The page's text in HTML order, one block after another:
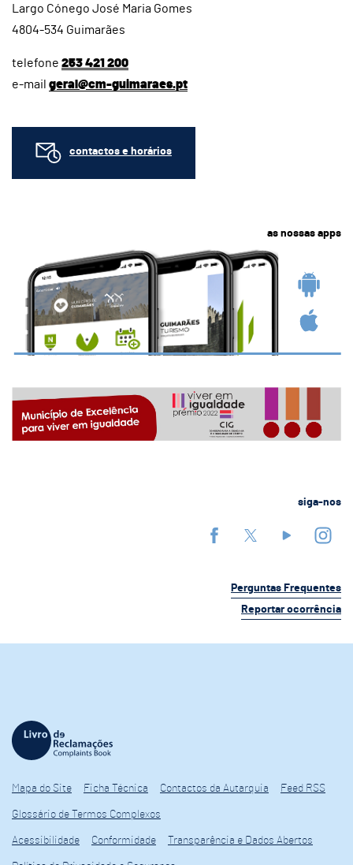
Largo Cónego José Maria Gomes
4804-534 Guimarães
telefone 253 421 200
e-mail geral@cm-guimaraes.pt
contactos e horários
as nossas apps
siga-nos
Perguntas Frequentes
Reportar ocorrência
Mapa do Site Ficha Técnica Contactos da Autarquia Feed RSS
Glossário de Termos Complexos
Acessibilidade Conformidade Transparência e Dados Abertos